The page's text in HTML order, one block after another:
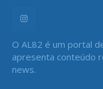
O AL82 é um portal
apresenta conteúdo
news.